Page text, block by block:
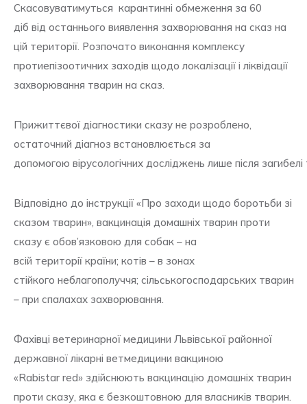
Скасовуватимуться карантинні обмеження за 60
діб від останнього виявлення захворювання на сказ на
цій території. Розпочато виконання комплексу
протиепізоотичних заходів щодо локалізації і ліквідації
захворювання тварин на сказ.
Прижиттєвої діагностики сказу не розроблено,
остаточний діагноз встановлюється за
допомогою вірусологічних досліджень лише після
Відповідно до інструкції «Про заходи щодо боротьби зі
сказом тварин», вакцинація домашніх тварин проти
сказу є обов’язковою для собак – на
всій території країни; котів – в зонах
стійкого неблагополуччя; сільськогосподарських тварин
– при спалахах захворювання.
Фахівці ветеринарної медицини Львівської районної
державної лікарні ветмедицини вакциною
«Rabistar rеd» здійснюють вакцинацію домашніх тварин
проти сказу, яка є безкоштовною для власників тварин.